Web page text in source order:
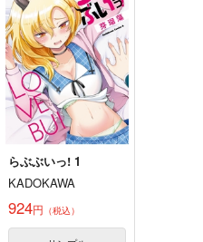
Rabi
787円（税込）
カイン×オーエン
サンプル
作品詳細
らぶぶいっ! 1
KADOKAWA
924円 （税込）